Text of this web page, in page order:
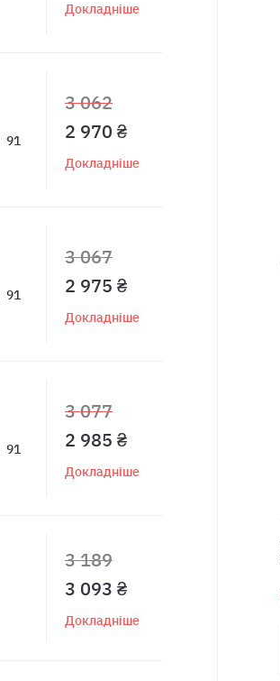
Докладніше
91
3 062
2 970 ₴
Докладніше
91
3 067
2 975 ₴
Докладніше
91
3 077
2 985 ₴
Докладніше
3 189
3 093 ₴
Докладніше